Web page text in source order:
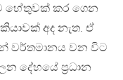
හේතුවක් කර ගෙන
අද නැත. ඒ
වර්තමානය වන විට
දේහයේ ප්‍රධාන